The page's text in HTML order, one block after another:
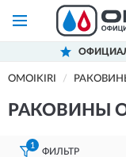
OMOIKIRI
РАКОВИНЫ
1
ФИЛЬТР